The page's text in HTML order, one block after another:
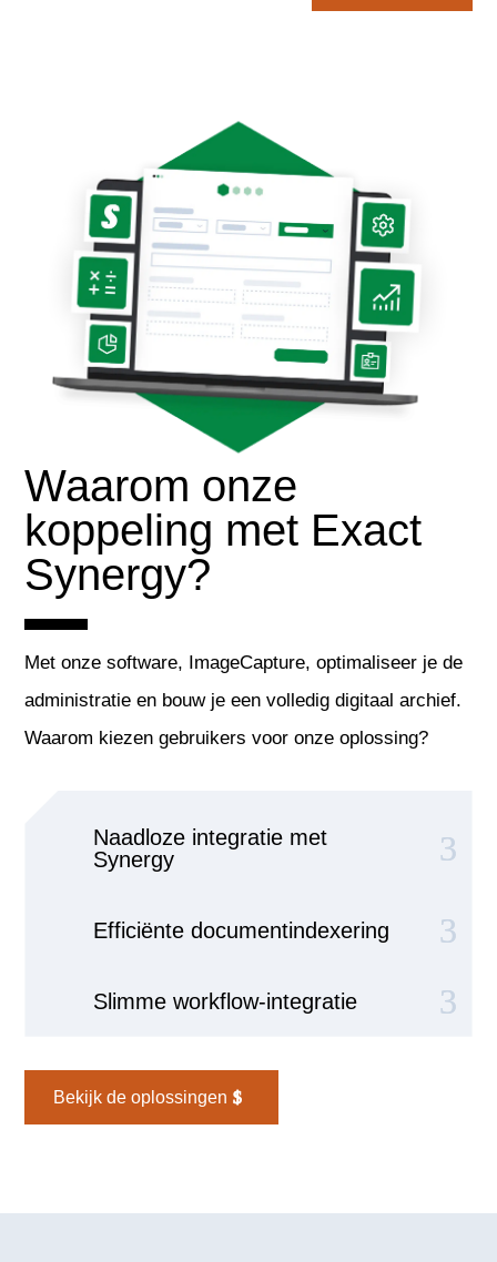
Waarom onze
koppeling met Exact
Synergy?
Met onze software, ImageCapture, optimaliseer je de
administratie en bouw je een volledig digitaal archief.
Waarom kiezen gebruikers voor onze oplossing?
Naadloze integratie met
Synergy
Efficiënte documentindexering
Slimme workflow-integratie
Bekijk de oplossingen